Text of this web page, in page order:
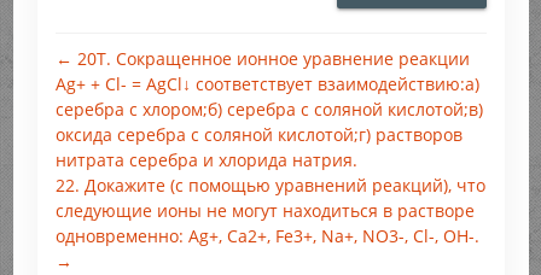
← 20Т. Сокращенное ионное уравнение реакции
Ag+ + Cl- = AgCl↓ соответствует взаимодействию:а)
серебра с хлором;б) серебра с соляной кислотой;в)
оксида серебра с соляной кислотой;г) растворов
нитрата серебра и хлорида натрия.
22. Докажите (с помощью уравнений реакций), что
следующие ионы не могут находиться в растворе
одновременно: Ag+, Са2+, Fe3+, Na+, NO3-, Cl-, ОН-.
→